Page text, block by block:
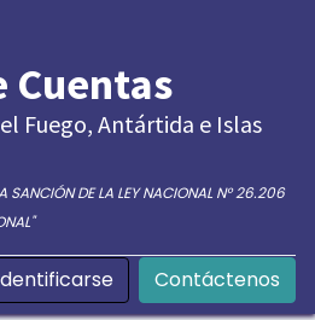
Cuentas
Fuego, Antártida e Islas
SANCIÓN DE LA LEY NACIONAL N° 26.206
Contáctenos